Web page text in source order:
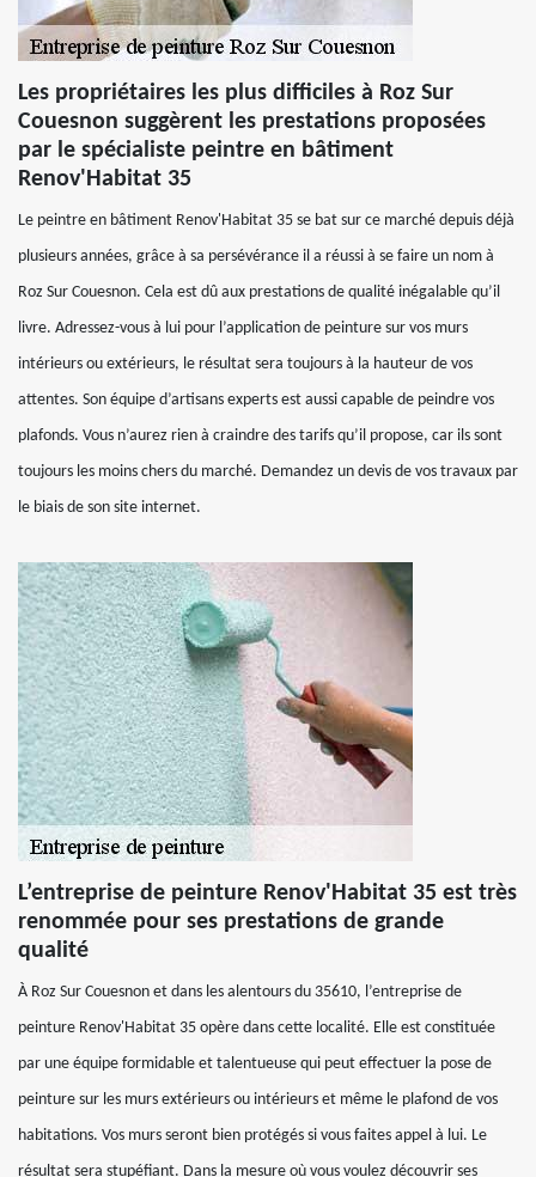
Les propriétaires les plus difficiles à Roz Sur
Couesnon suggèrent les prestations proposées
par le spécialiste peintre en bâtiment
Renov'Habitat 35
Le peintre en bâtiment Renov'Habitat 35 se bat sur ce marché depuis déjà
plusieurs années, grâce à sa persévérance il a réussi à se faire un nom à
Roz Sur Couesnon. Cela est dû aux prestations de qualité inégalable qu’il
livre. Adressez-vous à lui pour l’application de peinture sur vos murs
intérieurs ou extérieurs, le résultat sera toujours à la hauteur de vos
attentes. Son équipe d’artisans experts est aussi capable de peindre vos
plafonds. Vous n’aurez rien à craindre des tarifs qu’il propose, car ils sont
toujours les moins chers du marché. Demandez un devis de vos travaux par
le biais de son site internet.
L’entreprise de peinture Renov'Habitat 35 est très
renommée pour ses prestations de grande
qualité
À Roz Sur Couesnon et dans les alentours du 35610, l’entreprise de
peinture Renov'Habitat 35 opère dans cette localité. Elle est constituée
par une équipe formidable et talentueuse qui peut effectuer la pose de
peinture sur les murs extérieurs ou intérieurs et même le plafond de vos
habitations. Vos murs seront bien protégés si vous faites appel à lui. Le
résultat sera stupéfiant. Dans la mesure où vous voulez découvrir ses